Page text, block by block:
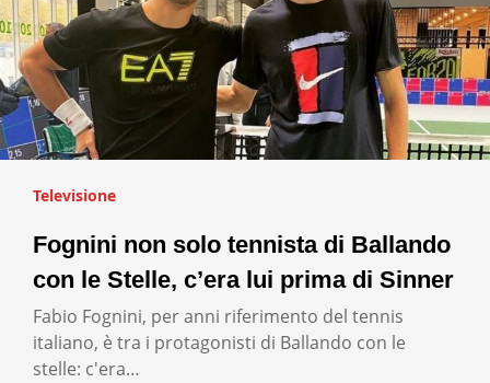
Televisione
Fognini non solo tennista di Ballando
con le Stelle, c’era lui prima di Sinner
Fabio Fognini, per anni riferimento del tennis
italiano, è tra i protagonisti di Ballando con le
stelle: c'era…